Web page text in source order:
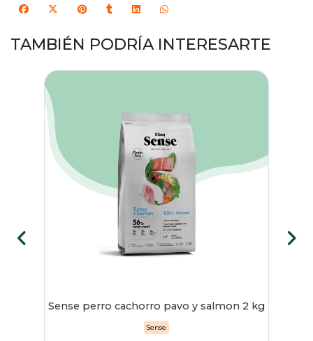
TAMBIÉN PODRÍA INTERESARTE
Sense perro cachorro pavo y salmon 2 kg
Sense